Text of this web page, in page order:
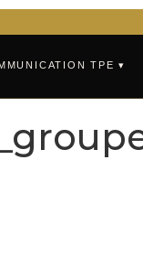
TPE ▾